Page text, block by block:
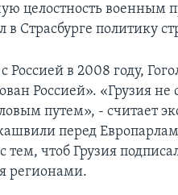
целостность военным
в Страсбурге политику
Россией в 2008 году,
Россией». «Грузия
путем», - считает
перед
тем, чтоб Грузия
регионами.